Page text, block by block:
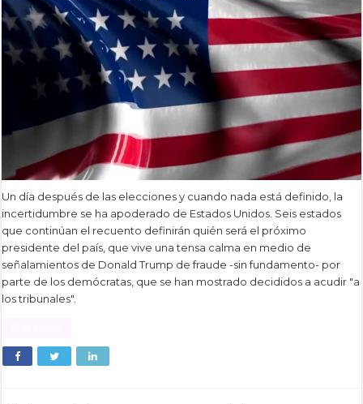
Un día después de las elecciones y cuando nada está definido, la
incertidumbre se ha apoderado de Estados Unidos. Seis estados
que continúan el recuento definirán quién será el próximo
presidente del país, que vive una tensa calma en medio de
señalamientos de Donald Trump de fraude -sin fundamento- por
parte de los demócratas, que se han mostrado decididos a acudir "a
los tribunales".